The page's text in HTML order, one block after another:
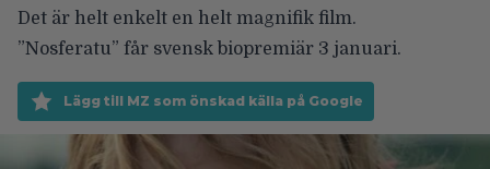
Det är helt enkelt en helt magnifik film.
”Nosferatu” får svensk biopremiär 3 januari.
Lägg till MZ som önskad källa på Google